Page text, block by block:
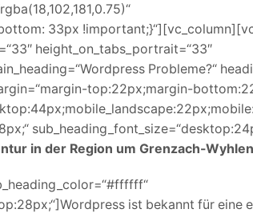
33px
height_on_tabs_portrait=“33″
Probleme?“
top:22px;margin-
in der Region um Grenzach-
ist bekannt für eine